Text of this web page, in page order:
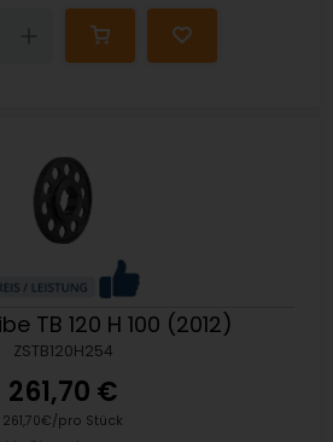
TB 120 H 100 (2012)
ZSTB120H254
261,70 €
261,70€/pro Stück